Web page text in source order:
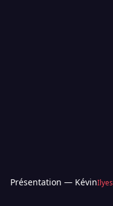
Présentation — KévinIlyes